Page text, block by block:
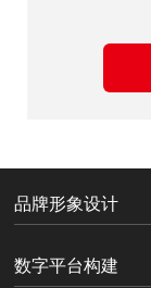
品牌形象设计
数字平台构建